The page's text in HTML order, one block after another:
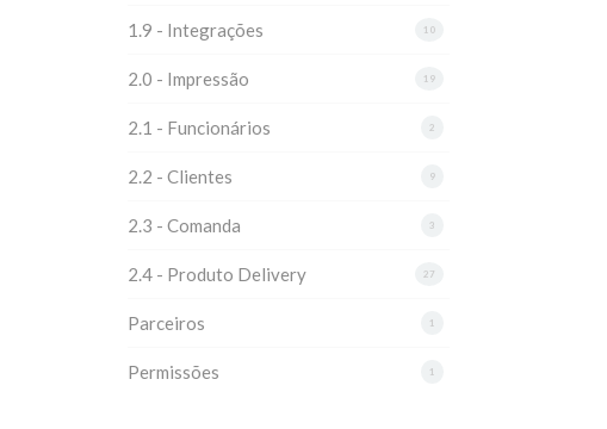
10
1.9 - Integrações
19
2.0 - Impressão
2
2.1 - Funcionários
9
2.2 - Clientes
3
2.3 - Comanda
27
2.4 - Produto Delivery
1
Parceiros
1
Permissões